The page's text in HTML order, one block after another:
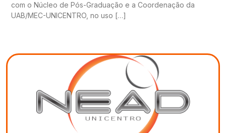
com o Núcleo de Pós-Graduação e a Coordenação da
UAB/MEC-UNICENTRO, no uso […]